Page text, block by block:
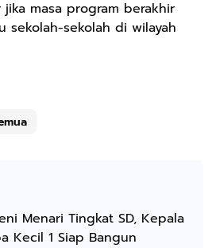
masa program berakhir
sekolah-sekolah di wilayah
Menari Tingkat SD, Kepala
Kecil 1 Siap Bangun